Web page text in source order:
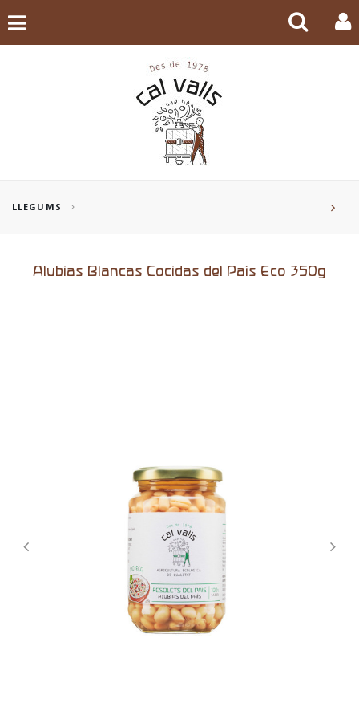
LLEGUMS
Alubias Blancas Cocidas del País Eco 350g